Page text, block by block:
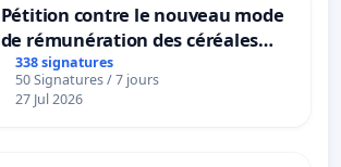
Pétition contre le nouveau mode
de rémunération des céréales
panifiables de Swiss granum basé
sur la teneur en protéines
338 signatures
50 Signatures / 7 jours
27 Jul 2026